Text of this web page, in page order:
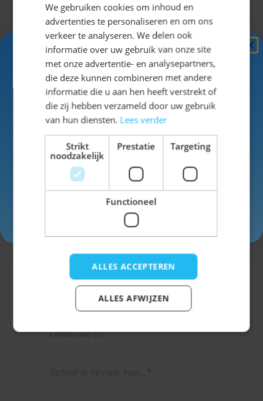
bedrukt. Het artikel is gemaakt van papier.
Specificaties
EAN 8714572660754
Kleur blauw
Schrijf een review
Je beoordeling:
Weergavenaam
We gebruiken cookies om inhoud en
advertenties te personaliseren en om ons
verkeer te analyseren. We delen ook
informatie over uw gebruik van onze site
met onze advertentie- en analysepartners,
die deze kunnen combineren met andere
informatie die u aan hen heeft verstrekt of
die zij hebben verzameld door uw gebruik
van hun diensten. Lees verder
Strikt
noodzakelijk
Prestatie Targeting
Functioneel
ALLES ACCEPTEREN
ALLES AFWIJZEN
Ontvang5%
KORTING!
Schrijf je nuin voor de nieuwsbrief en ontvang toegang
tot exclusieve kortingen!
Voor- en achternaam
Inschrijven